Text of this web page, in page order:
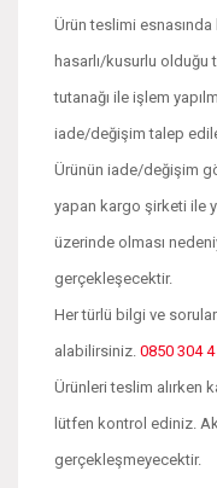
Ürün teslimi
hasarlı/kusurlu
tutanağı ile işlem
iade/değişim talep
Ürünün iade/değişim
yapan kargo şirketi ile
üzerinde olması
gerçekleşecektir.
Her türlü bilgi ve
alabilirsiniz. 0850 304
Ürünleri teslim alırken
lütfen kontrol ediniz.
gerçekleşmeyecektir.